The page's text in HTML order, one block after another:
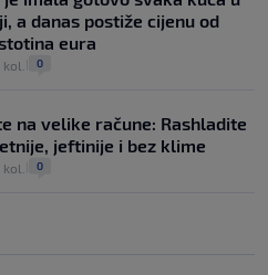
a danas postiže cijenu od
eura
kol. 0
na velike račune: Rashladite
jeftinije i bez klime
kol. 0